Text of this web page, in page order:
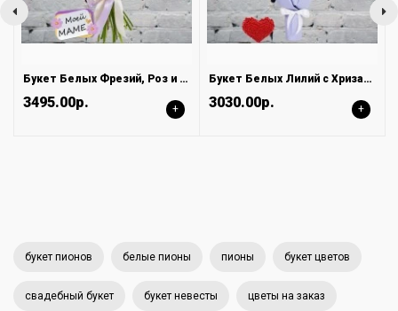
Букет Белых Фрезий, Роз и Синих Ирисов
3495.00р. +
Букет Белых Лилий с Хризантемой в Матовой упаковке
3030.00р. +
букет пионов белые пионы пионы букет цветов
свадебный букет букет невесты цветы на заказ